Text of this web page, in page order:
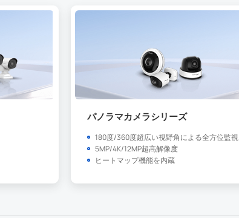
パノラマカメラシリーズ
180度/360度超広い視野角による全方位監視
5MP/4K/12MP超高解像度
ヒートマップ機能を内蔵